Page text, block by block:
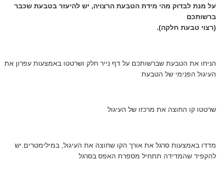
על מנת לבדוק מהי מידת הטבעת הרצויה, יש להיעזר בטבעת שכבר
ברשותכם
(רצוי טבעת חלקה).
הניחו את הטבעת שברשותכם על דף נייר חלק ושרטטו באמצעות עפרון את
העיגול הפנימי של הטבעת
שרטטו קו החוצה את מרכזו של העיגול
מדדו באמצעות סרגל את אורך הקו שחוצה את העיגול, במילימטרים.יש
להקפיד שהמדידה תתחיל מספרת האפס בסרגל